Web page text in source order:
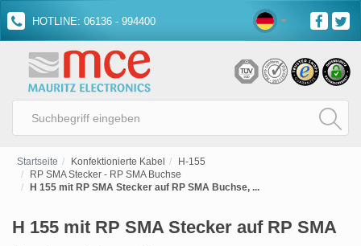
HOTLINE: 06136 - 994400
Startseite Konfektionierte Kabel
H-155
RP SMA Stecker - RP SMA Buchse
H 155 mit RP SMA Stecker auf RP SMA Buchse, ...
H 155 mit RP SMA Stecker auf RP SMA